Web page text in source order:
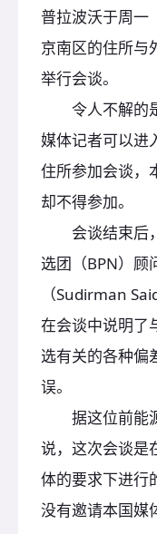
普拉波沃于周一
京南区的住所与
举行会谈。
令人不解的
媒体记者可以进
住所参加会谈，
却不得参加。
会谈结束后
选团（BPN）顾
（Sudirman
在会谈中说明了
选有关的各种偏
误。
据这位前能
说，这次会谈是
体的要求下进行
没有邀请本国媒